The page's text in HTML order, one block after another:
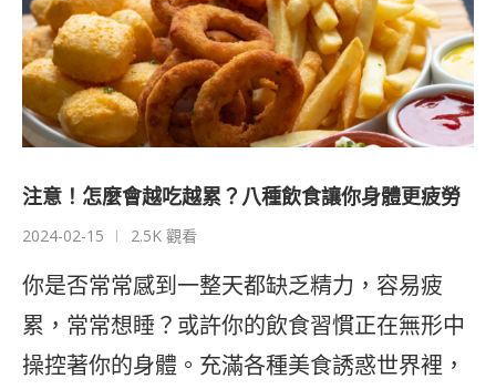
注意！怎麼會越吃越累？八種飲食讓你身體更疲勞
2024-02-15 2.5K 觀看
你是否常常感到一整天都缺乏精力，容易疲
累，常常想睡？或許你的飲食習慣正在無形中
操控著你的身體。充滿各種美食誘惑世界裡，